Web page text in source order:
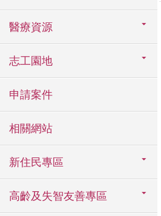
醫療資源
志工園地
申請案件
相關網站
新住民專區
高齡及失智友善專區